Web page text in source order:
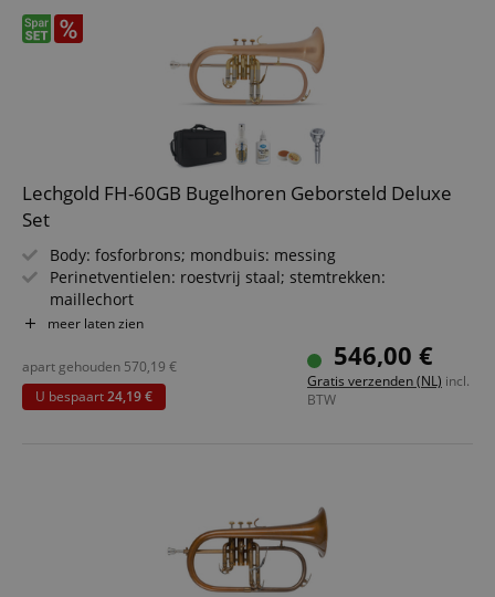
Lechgold FH-60GB Bugelhoren Geborsteld Deluxe
Set
Body: fosforbrons; mondbuis: messing
Perinetventielen: roestvrij staal; stemtrekken:
maillechort
Beker-Ø: 152 mm; boring: 11,2 mm
Triggerhendel met minibal-scharnier op het 3e ventiel
Incl. Klier mondstuk (USA 3C) en onderhoudsaccessoires
Incl. lichtgewicht koffer met verstelbare rugzakbanden
meer laten zien
546,00 €
Gratis verzenden (NL) incl.
BTW
apart gehouden 570,19 €
U bespaart24,19 €